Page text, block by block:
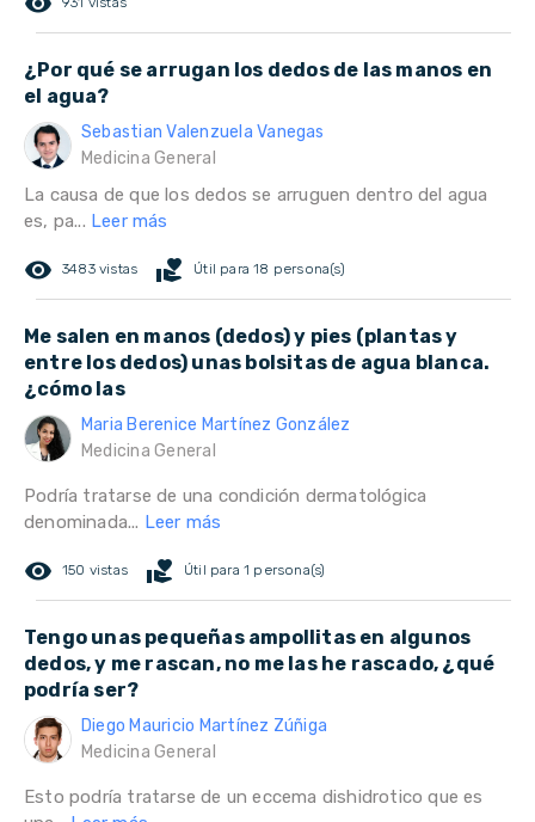
¿Por qué se arrugan los dedos de las manos en
el agua?
Sebastian Valenzuela Vanegas
Medicina General
La causa de que los dedos se arruguen dentro del agua
es, pa... Leer más
remove_red_eye 3483 vistas volunteer_activism Útil para 18 persona(s)
Me salen en manos (dedos) y pies (plantas y
entre los dedos) unas bolsitas de agua blanca.
¿cómo las
Maria Berenice Martínez González
Medicina General
Podría tratarse de una condición dermatológica
denominada... Leer más
remove_red_eye 150 vistas volunteer_activism Útil para 1 persona(s)
Tengo unas pequeñas ampollitas en algunos
dedos, y me rascan, no me las he rascado, ¿qué
podría ser?
Diego Mauricio Martínez Zúñiga
Medicina General
Esto podría tratarse de un eccema dishidrotico que es